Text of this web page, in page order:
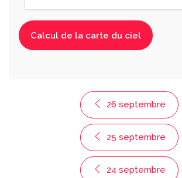
26 septembre
25 septembre
24 septembre